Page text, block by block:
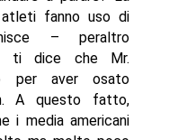
fanno uso di
– peraltro
ti dice che Mr.
per aver osato
A questo fatto,
i media americani